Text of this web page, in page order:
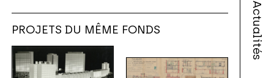
Actualités
PROJETS DU MÊME FONDS